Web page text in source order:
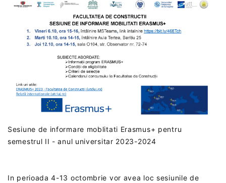
Sesiune de informare moblitati Erasmus+ pentru
semestrul II - anul universitar 2023-2024
In perioada 4-13 octombrie vor avea loc sesiunile de